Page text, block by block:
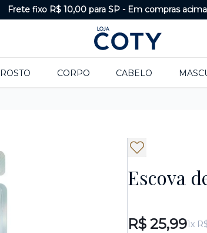
Frete fixo R$ 10,00 para SP - Em compras
ROSTO CORPO CABELO
Escova
R$ 25,991x